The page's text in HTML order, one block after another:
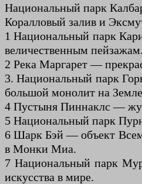
Национальный парк
Коралловый залив и
1 Национальный парк
величественным пейзажам.
2 Река Маргарет —
3. Национальный парк
большой монолит на
4 Пустыня Пиннаклс —
5 Национальный парк
6 Шарк Бэй — объект
в Монки Миа.
7 Национальный парк
искусства в мире.